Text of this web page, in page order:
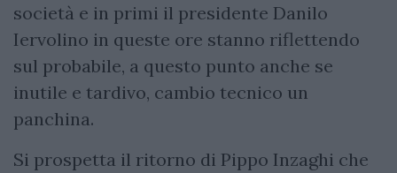
società e in primi il presidente Danilo
Iervolino in queste ore stanno riflettendo
sul probabile, a questo punto anche se
inutile e tardivo, cambio tecnico un
panchina.
Si prospetta il ritorno di Pippo Inzaghi che